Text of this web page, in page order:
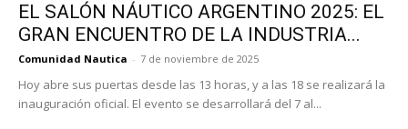
EL SALÓN NÁUTICO ARGENTINO 2025: EL
GRAN ENCUENTRO DE LA INDUSTRIA...
Comunidad Nautica - 7 de noviembre de 2025
Hoy abre sus puertas desde las 13 horas, y a las 18 se realizará la
inauguración oficial. El evento se desarrollará del 7 al...